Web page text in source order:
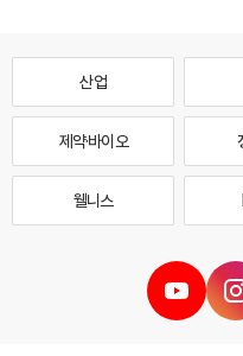
산업
제약·바이오
웰니스